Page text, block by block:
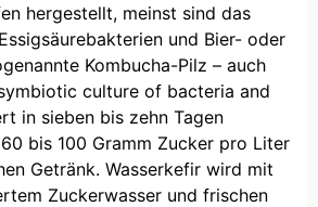
hergestellt, meinst sind das
und Bier- oder
Kombucha-Pilz – auch
culture of bacteria and
in sieben bis zehn Tagen
bis 100 Gramm Zucker pro Liter
Getränk. Wasserkefir wird mit
Zuckerwasser und frischen